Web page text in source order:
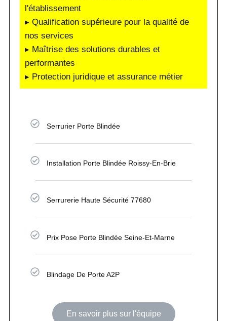
l'établissement
▸ Qualification supérieure pour la qualité de
nos services
▸ Maîtrise des solutions durables et
performantes
▸ Protection juridique et assurance métier
Serrurier Porte Blindée
Installation Porte Blindée Roissy-En-Brie
Serrurerie Haute Sécurité 77680
Prix Pose Porte Blindée Seine-Et-Marne
Blindage De Porte A2P
En savoir plus sur l'équipe